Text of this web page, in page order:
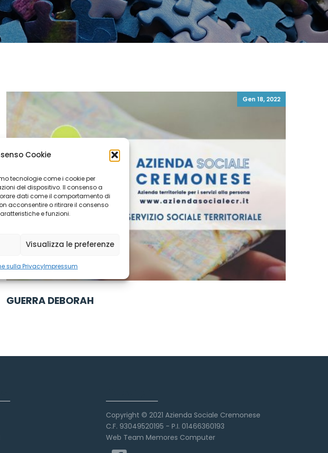
Cookie
tecnologie come i cookie per
del dispositivo. Il consenso a
dati come il comportamento di
acconsentire o ritirare il consenso
e funzioni.
Visualizza le preferenze
sulla PrivacyImpressum
Gen 18, 2022
GUERRA DEBORAH
Copyright © 2021 Azienda Sociale Cremonese
C.F. 93049520195 - P.I. 01466360193
Web Team Memores Computer